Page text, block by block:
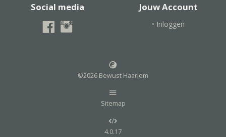
Social media Jouw Account
• Inloggen
©2026 Bewust Haarlem
Sitemap
4.0.17